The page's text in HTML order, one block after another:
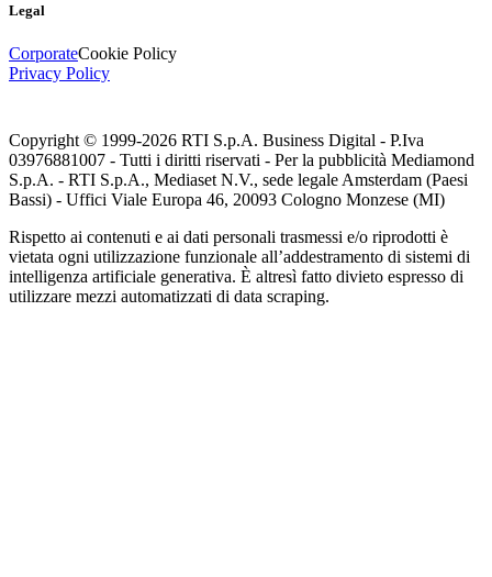
Legal
CorporateCookie Policy
Privacy Policy
Copyright © 1999-2026 RTI S.p.A. Business Digital - P.Iva
03976881007 - Tutti i diritti riservati - Per la pubblicità Mediamond
S.p.A. - RTI S.p.A., Mediaset N.V., sede legale Amsterdam (Paesi
Bassi) - Uffici Viale Europa 46, 20093 Cologno Monzese (MI)
Rispetto ai contenuti e ai dati personali trasmessi e/o riprodotti è
vietata ogni utilizzazione funzionale all’addestramento di sistemi di
intelligenza artificiale generativa. È altresì fatto divieto espresso di
utilizzare mezzi automatizzati di data scraping.